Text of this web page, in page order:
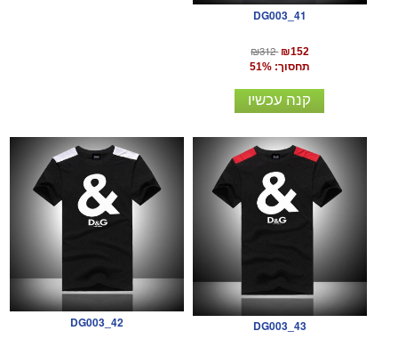
DG003_41
₪312 ₪152
תחסוך: 51%
קנה עכשיו
DG003_42 DG003_43